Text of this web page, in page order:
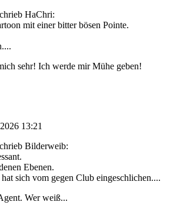
HaChri:
mit einer bitter bösen Pointe.
sehr! Ich werde mir Mühe geben!
13:21
Bilderweib:
Ebenen.
sich vom gegen Club eingeschlichen....
Wer weiß...